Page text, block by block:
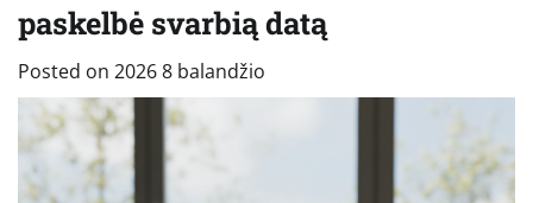
paskelbė svarbią datą
Posted on 2026 8 balandžio